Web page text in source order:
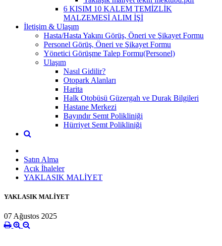
6 KISIM 10 KALEM TEMİZLİK
MALZEMESİ ALIM İŞİ
İletişim & Ulaşım
Hasta/Hasta Yakını Görüş, Öneri ve Şikayet Formu
Personel Görüş, Öneri ve Şikayet Formu
Yönetici Görüşme Talep Formu(Personel)
Ulaşım
Nasıl Gidilir?
Otopark Alanları
Harita
Halk Otobüsü Güzergah ve Durak Bilgileri
Hastane Merkezi
Bayındır Semt Polikliniği
Hürriyet Semt Polikliniği
Satın Alma
Açık İhaleler
YAKLASIK MALİYET
YAKLASIK MALİYET
07 Ağustos 2025